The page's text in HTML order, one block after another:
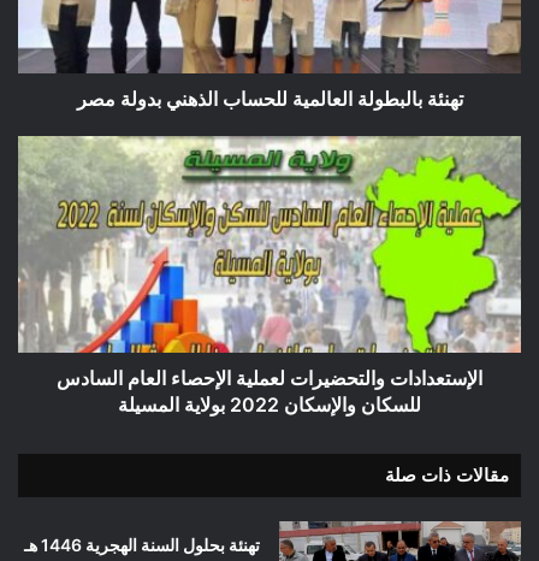
مصر
تهنئة بالبطولة العالمية للحساب الذهني بدولة مصر
الإستعدادات
والتحضيرات
لعملية
الإحصاء
العام
السادس
للسكان
والإسكان
2022
الإستعدادات والتحضيرات لعملية الإحصاء العام السادس
للسكان والإسكان 2022 بولاية المسيلة
مقالات ذات صلة
تهنئة بحلول السنة الهجرية 1446 هـ